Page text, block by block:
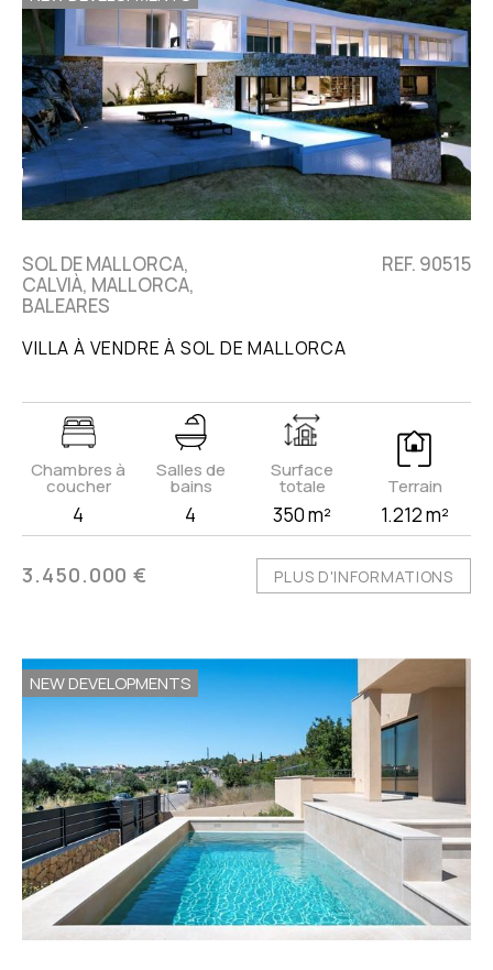
SOL DE MALLORCA,
CALVIÀ, MALLORCA,
BALEARES
REF. 90515
VILLA À VENDRE À SOL DE MALLORCA
Chambres à
coucher
4
Salles de
bains
4
Surface
totale
350 m²
Terrain
1.212 m²
3.450.000 € PLUS D'INFORMATIONS
NEW DEVELOPMENTS